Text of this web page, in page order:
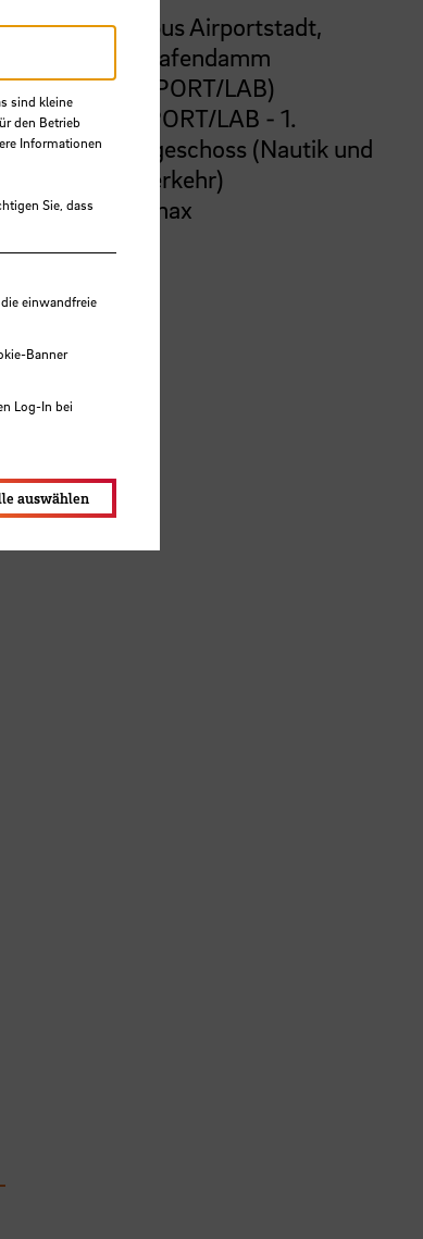
Campus Airportstadt,
Flughafendamm
(AIR/PORT/LAB)
AIR/PORT/LAB - 1.
Obergeschoss (Nautik und
Seeverkehr)
Audimax
sind kleine
den Betrieb
Informationen
Sie, dass
einwandfreie
Banner
Log-In bei
auswählen